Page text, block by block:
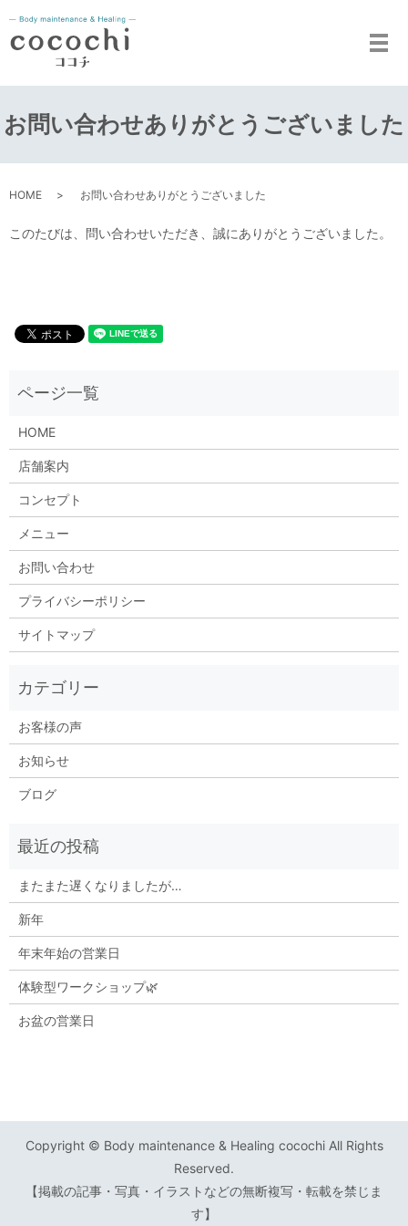
メ
お問い合わせありがとうございました
HOME お問い合わせありがとうございました
このたびは、問い合わせいただき、誠にありがとうございました。
HOME
店舗案内
コンセプト
メニュー
お問い合わせ
プライバシーポリシー
サイトマップ
お客様の声
お知らせ
ブログ
またまた遅くなりましたが…
新年
年末年始の営業日
体験型ワークショップ🌿
お盆の営業日
Copyright © Body maintenance & Healing cocochi All Rights
Reserved.
【掲載の記事・写真・イラストなどの無断複写・転載を禁じま
す】